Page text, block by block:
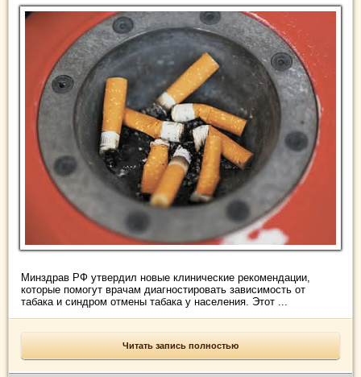
Минздрав РФ утвердил новые клинические рекомендации,
которые помогут врачам диагностировать зависимость от
табака и синдром отмены табака у населения. Этот ...
Читать запись полностью